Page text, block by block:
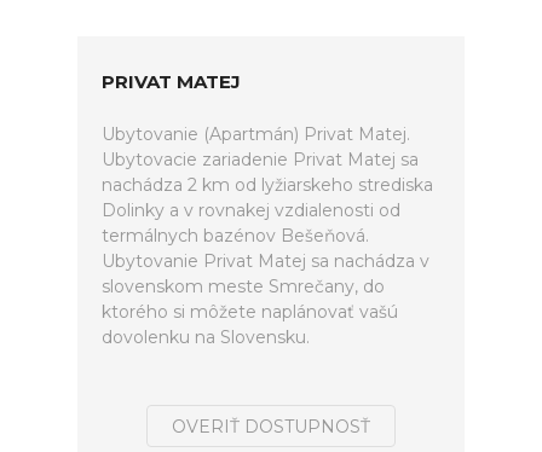
PRIVAT MATEJ
Ubytovanie (Apartmán) Privat Matej.
Ubytovacie zariadenie Privat Matej sa
nachádza 2 km od lyžiarskeho strediska
Dolinky a v rovnakej vzdialenosti od
termálnych bazénov Bešeňová.
Ubytovanie Privat Matej sa nachádza v
slovenskom meste Smrečany, do
ktorého si môžete naplánovať vašú
dovolenku na Slovensku.
OVERIŤ DOSTUPNOSŤ